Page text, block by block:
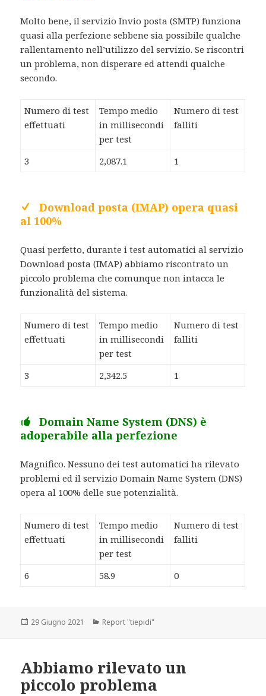
Molto bene, il servizio Invio posta (SMTP) funziona
quasi alla perfezione sebbene sia possibile qualche
rallentamento nell’utilizzo del servizio. Se riscontri
un problema, non disperare ed attendi qualche
secondo.
Numero di test
effettuati
Tempo medio
in millisecondi
per test
Numero di test
falliti
3 2,087.1 1
Download posta (IMAP) opera quasi
al 100%
Quasi perfetto, durante i test automatici al servizio
Download posta (IMAP) abbiamo riscontrato un
piccolo problema che comunque non intacca le
funzionalità del sistema.
Numero di test
effettuati
Tempo medio
in millisecondi
per test
Numero di test
falliti
3 2,342.5 1
Domain Name System (DNS) è
adoperabile alla perfezione
Magnifico. Nessuno dei test automatici ha rilevato
problemi ed il servizio Domain Name System (DNS)
opera al 100% delle sue potenzialità.
Numero di test
effettuati
Tempo medio
in millisecondi
per test
Numero di test
falliti
6 58.9 0
Scritto
29 Giugno 2021 Categorie
Report "tiepidi"
Abbiamo rilevato un
piccolo problema